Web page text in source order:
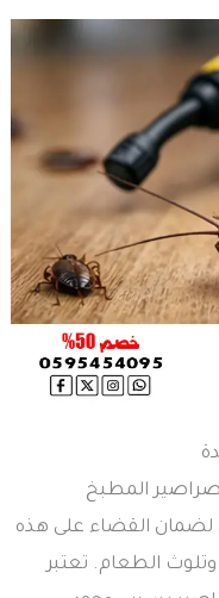
صراصير المطبخ
لضمان القضاء على هذه
الطعام. تعتبر